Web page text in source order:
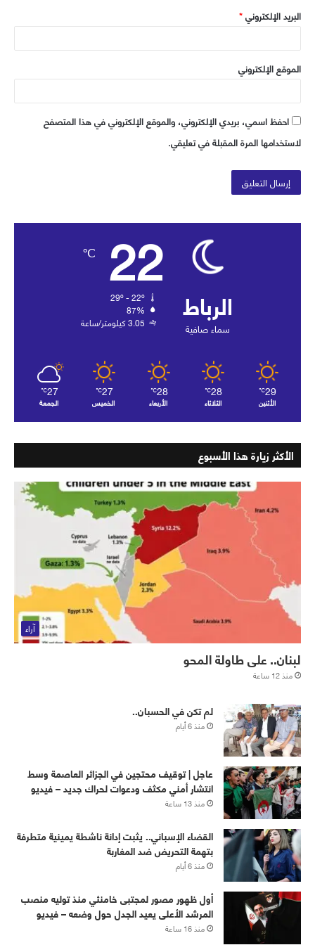
البريد الإلكتروني*
الموقع الإلكتروني
احفظ اسمي، بريدي الإلكتروني، والموقع الإلكتروني في هذا المتصفح
لاستخدامها المرة المقبلة في تعليقي.
الرباط
سماء صافية
22
℃
87%
3.05 كيلومتر/ساعة
29
℃
الأثنين
28
℃
الثلاثاء
28
℃
الأربعاء
27
℃
الخميس
27
℃
الجمعة
الأكثر زيارة هذا الأسبوع
آراء
لبنان.. على طاولة المحو
منذ 12 ساعة
لم تكن في الحسبان..
منذ 6 أيام
عاجل | توقيف محتجين في الجزائر العاصمة وسط
انتشار أمني مكثف ودعوات لحراك جديد – فيديو
منذ 13 ساعة
القضاء الإسباني.. يثبت إدانة ناشطة يمينية متطرفة
بتهمة التحريض ضد المغاربة
منذ 6 أيام
أول ظهور مصور لمجتبى خامنئي منذ توليه منصب
المرشد الأعلى يعيد الجدل حول وضعه – فيديو
منذ 16 ساعة